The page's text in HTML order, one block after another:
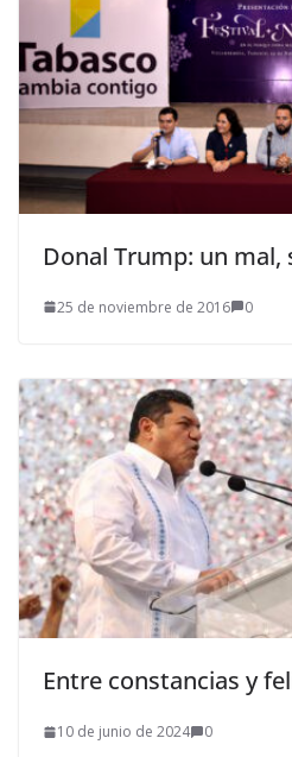
Donal Trump: un mal,
25 de noviembre de 2016 0
Entre constancias y
10 de junio de 2024 0